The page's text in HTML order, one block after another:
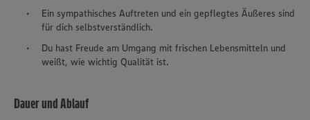
Ein sympathisches Auftreten und ein gepflegtes Äußeres sind
für dich selbstverständlich.
Du hast Freude am Umgang mit frischen Lebensmitteln und
weißt, wie wichtig Qualität ist.
Dauer und Ablauf